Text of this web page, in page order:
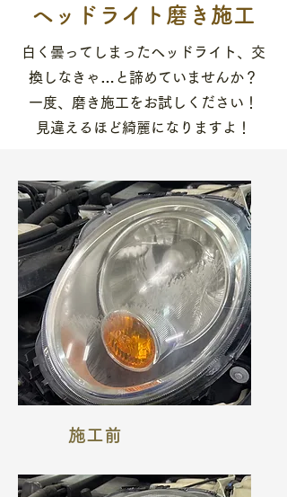
​ヘッドライト磨き施工
白く曇ってしまったヘッドライト、交
換しなきゃ…と諦めていませんか？
一度、磨き施工をお試しください！
見違えるほど綺麗になりますよ！
施工前